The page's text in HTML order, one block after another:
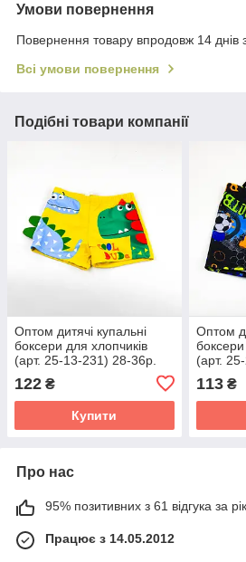
Умови повернення
Повернення товару впродовж 14 днів
Всі умови повернення
Подібні товари компанії
Оптом дитячі купальні
боксери для хлопчиків
(арт. 25-13-231) 28-36р.
122 ₴
Купити
Оптом
боксери
(арт.
113₴
Про нас
95% позитивних з 61 відгука за рік
Працює з 14.05.2012